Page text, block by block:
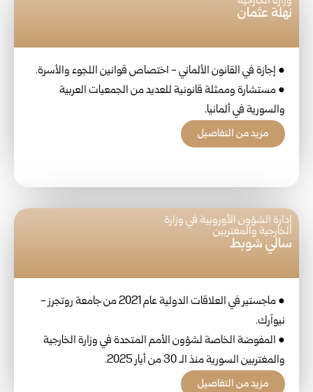
نهلة عثمان
● إجازة في القانون الألماني - اختصاص قوانين اللجوء والأسرة.
● مستشارة وممثلة قانونية للعديد من الجمعيات العربية
والسورية في ألمانيا.
مزيد من التفاصيل
إدارة الشؤون الأوروبية في وزارة
الخارجية والمغتربين
سالي شوبط
● ماجستير في العلاقات الدولية عام 2021 من جامعة روتجرز -
نيوآرك.
● المفوضة الخاصة لشؤون الأمم المتحدة في وزارة الخارجية
والمغتربين السورية منذ الـ 30 من أيار 2025.
مزيد من التفاصيل